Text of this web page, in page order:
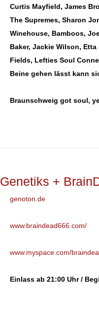
Curtis Mayfield, James
The Supremes, Sharon
Winehouse, Bamboos,
Baker, Jackie Wilson,
Fields, Lefties Soul
Beine gehen lässt kann
Braunschweig got soul,
Genetiks +
genoton.de
www.braindead666.com/
www.myspace.com/
Einlass ab 21:00 Uhr /